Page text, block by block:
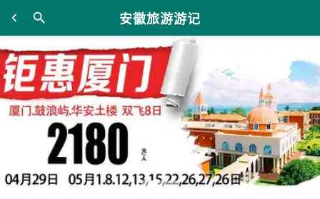
安徽旅游游记